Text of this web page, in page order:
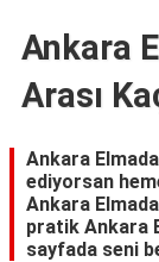
Ankara
Arası
Ankara
ediyorsan
Ankara
pratik Ankara
sayfada seni